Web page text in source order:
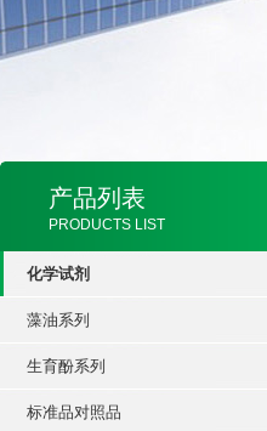
产品列表
PRODUCTS LIST
化学试剂
藻油系列
生育酚系列
标准品对照品